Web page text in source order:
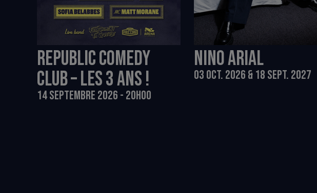
REPUBLIC COMEDY
CLUB – LES 3 ANS !
14 SEPTEMBRE 2026 - 20H00
NINO ARIAL
03 OCT. 2026 & 18 SEPT. 2027